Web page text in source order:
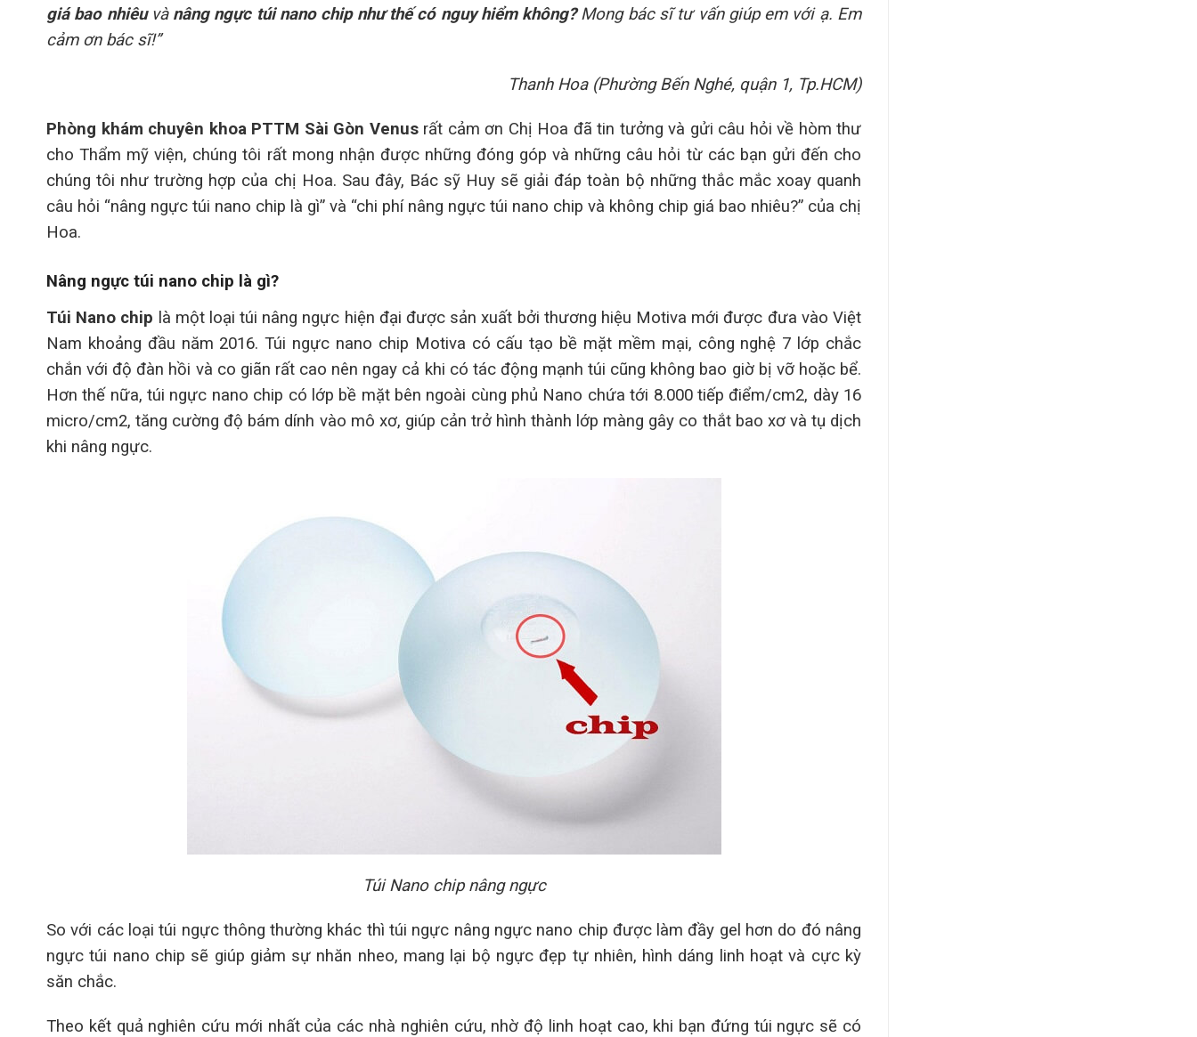
giá bao nhiêuvà nâng ngực túi nano chip như thế có nguy hiểm không?Mong bác sĩ tư vấn giúp em với ạ. Em
cảm ơn bác sĩ!”
Thanh Hoa (Phường Bến Nghé, quận 1, Tp.HCM)
Phòng khám chuyên khoa PTTM Sài Gòn Venusrất cảm ơn Chị Hoa đã tin tưởng và gửi câu hỏi về hòm thư
cho Thẩm mỹ viện, chúng tôi rất mong nhận được những đóng góp và những câu hỏi từ các bạn gửi đến cho
chúng tôi như trường hợp của chị Hoa. Sau đây, Bác sỹ Huy sẽ giải đáp toàn bộ những thắc mắc xoay quanh
câu hỏi “nâng ngực túi nano chip là gì” và “chi phí nâng ngực túi nano chip và không chip giá bao nhiêu?” của chị
Hoa.
Nâng ngực túi nano chip là gì?
Túi Nano chip là một loại túi nâng ngực hiện đại được sản xuất bởi thương hiệu Motiva mới được đưa vào Việt
Nam khoảng đầu năm 2016. Túi ngực nano chip Motiva có cấu tạo bề mặt mềm mại, công nghệ 7 lớp chắc
chắn với độ đàn hồi và co giãn rất cao nên ngay cả khi có tác động mạnh túi cũng không bao giờ bị vỡ hoặc bể.
Hơn thế nữa, túi ngực nano chip có lớp bề mặt bên ngoài cùng phủ Nano chứa tới 8.000 tiếp điểm/cm2, dày 16
micro/cm2, tăng cường độ bám dính vào mô xơ, giúp cản trở hình thành lớp màng gây co thắt bao xơ và tụ dịch
khi nâng ngực.
Túi Nano chip nâng ngực
So với các loại túi ngực thông thường khác thì túi ngực nâng ngực nano chip được làm đầy gel hơn do đó nâng
ngực túi nano chip sẽ giúp giảm sự nhăn nheo, mang lại bộ ngực đẹp tự nhiên, hình dáng linh hoạt và cực kỳ
săn chắc.
Theo kết quả nghiên cứu mới nhất của các nhà nghiên cứu, nhờ độ linh hoạt cao, khi bạn đứng túi ngực sẽ có